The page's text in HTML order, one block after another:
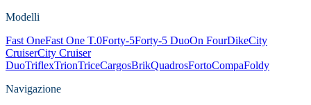
Modelli
Fast OneFast One T.0Forty-5Forty-5 DuoOn FourDikeCity
CruiserCity Cruiser
DuoTriflexTrionTriceCargosBrikQuadrosFortoCompaFoldy
Navigazione